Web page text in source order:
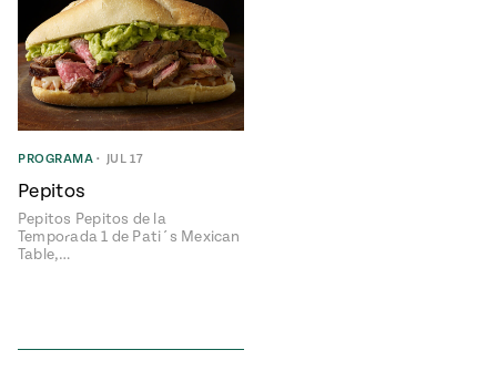
PROGRAMA • JUL 17
Pepitos
Pepitos Pepitos de la
Temporada 1 de Pati´s Mexican
Table,…